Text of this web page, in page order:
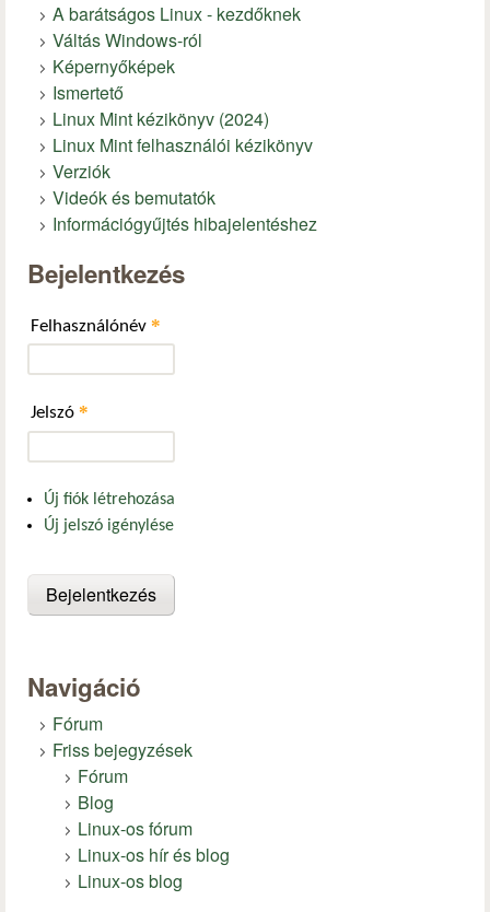
A barátságos Linux - kezdőknek
Váltás Windows-ról
Képernyőképek
Ismertető
Linux Mint kézikönyv (2024)
Linux Mint felhasználói kézikönyv
Verziók
Videók és bemutatók
Információgyűjtés hibajelentéshez
Bejelentkezés
Felhasználónév *
Jelszó *
Új fiók létrehozása
Új jelszó igénylése
Navigáció
Fórum
Friss bejegyzések
Fórum
Blog
Linux-os fórum
Linux-os hír és blog
Linux-os blog